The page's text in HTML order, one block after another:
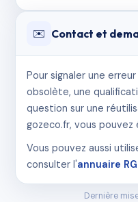
✉️ Contact et
Pour signaler une
obsolète, une
question sur une
gozeco.fr, vous pouvez
Vous pouvez aussi
consulter l'annuaire
Dernière